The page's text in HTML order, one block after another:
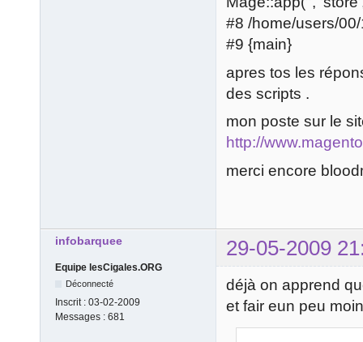
#8 /home/users/
#9 {main}
apres tos les
des scripts .
mon poste sur le
http://
merci encore
infobarquee 29-05-2009
Equipe lesCigales.ORG
Déconnecté
Inscrit : 03-02-2009
Messages : 681
déjà on apprend
et fair eun peu